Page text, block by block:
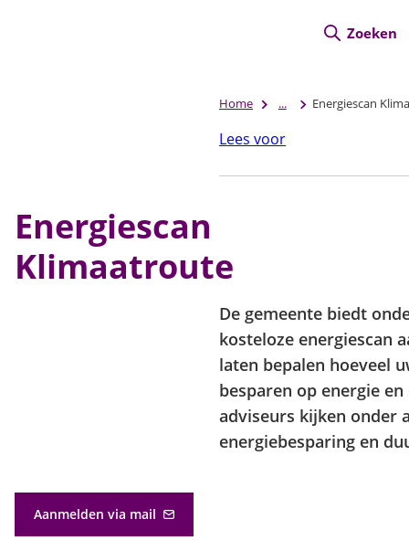
Zoeken
Home ... Energiescan
Lees voor
Energiescan
Klimaatroute
De gemeente biedt
kosteloze energiescan
laten bepalen hoeveel
besparen op energie
adviseurs kijken onder
energiebesparing en
Aanmelden via mail
(Verwijst